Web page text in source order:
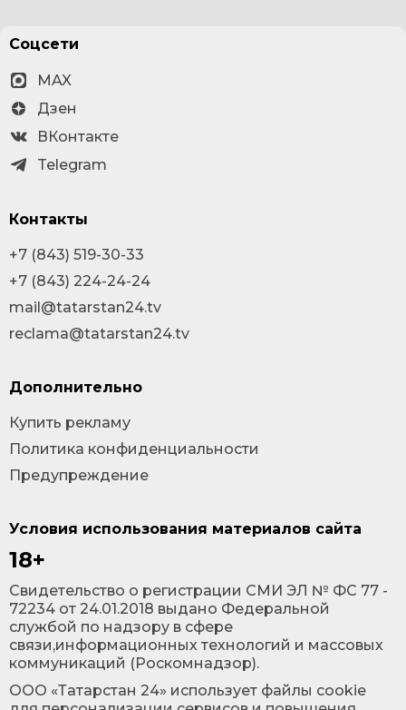
Условия использования материалов сайта
18+
Cвидетельство о регистрации СМИ ЭЛ № ФС 77 -
72234 от 24.01.2018 выдано Федеральной
службой по надзору в сфере
связи,информационных технологий и массовых
коммуникаций (Роскомнадзор).
ООО «Татарстан 24» использует файлы cookie
Соцсети
MAX
Дзен
ВКонтакте
Telegram
Контакты
+7 (843) 519-30-33
+7 (843) 224-24-24
mail@tatarstan24.tv
reclama@tatarstan24.tv
Дополнительно
Купить рекламу
Политика конфиденциальности
Предупреждение